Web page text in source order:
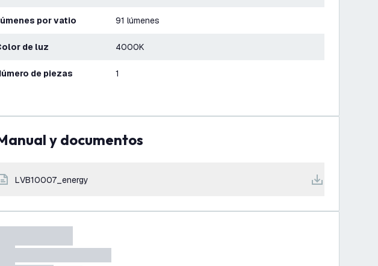
Lúmenes por vatio 91 lúmenes
Color de luz 4000K
Número de piezas 1
Manual y documentos
LVB10007_energy